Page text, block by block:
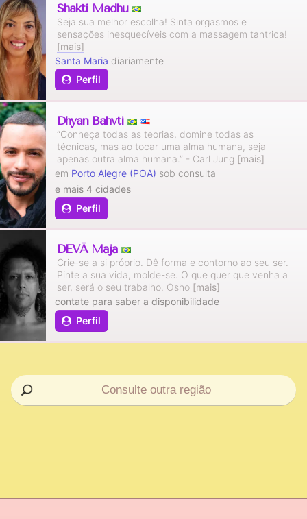
Shakti Madhu
Seja sua melhor escolha! Sinta orgasmos e
sensações inesquecíveis com a massagem tantrica!
[mais]
Perfil
Santa Maria diariamente
Dhyan Bahvti
“Conheça todas as teorias, domine todas as
técnicas, mas ao tocar uma alma humana, seja
apenas outra alma humana.” - Carl Jung [mais]
Perfil
em Porto Alegre (POA) sob consulta
e mais 4 cidades
DEVĀ Mājā
Crie-se a si próprio. Dê forma e contorno ao seu ser.
Pinte a sua vida, molde-se. O que quer que venha a
ser, será o seu trabalho. Osho [mais]
Perfil
contate para saber a disponibilidade